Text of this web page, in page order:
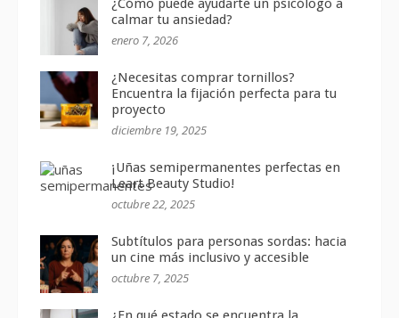
calmar tu ansiedad?
enero 7, 2026
¿Necesitas comprar tornillos?
Encuentra la fijación perfecta para tu
proyecto
diciembre 19, 2025
¡Uñas semipermanentes perfectas en
Leart Beauty Studio!
octubre 22, 2025
Subtítulos para personas sordas: hacia
un cine más inclusivo y accesible
octubre 7, 2025